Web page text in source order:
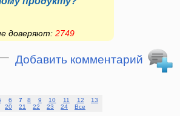
доверяют: 2749
Добавить комментарий
6 7 8 9 10 11 12
13
20 21 22 23 24 Все